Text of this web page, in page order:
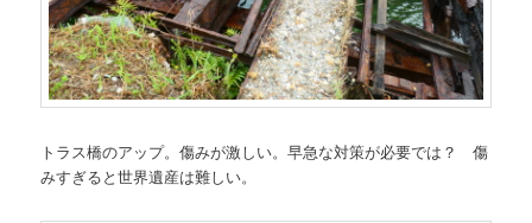
トラス橋のアップ。傷みが激しい。早急な対策が必要では？ 傷
みすぎると世界遺産は難しい。